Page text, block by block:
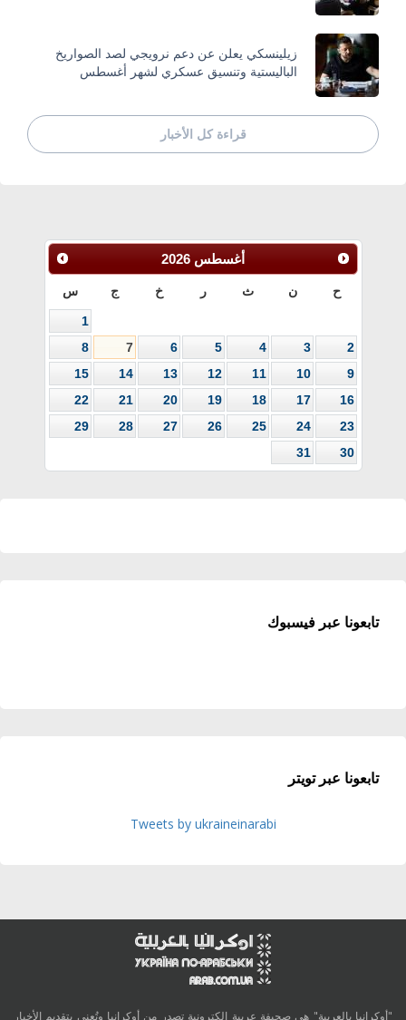
زيلينسكي يعلن عن دعم نرويجي لصد الصواريخ
الباليستية وتنسيق عسكري لشهر أغسطس
قراءة كل الأخبار
أغسطس 2026
ح ن ث ر خ ج س
1
2
3
4
5
6
7
8
9
10
11
12
13
14
15
16
17
18
19
20
21
22
23
24
25
26
27
28
29
30
31
تابعونا عبر فيسبوك
تابعونا عبر تويتر
Tweets by ukraineinarabi
"أوكرانيا بالعربية" هي صحيفة عربية الكترونية تصدر من أوكرانيا وتُعنى بتقديم الأخبار